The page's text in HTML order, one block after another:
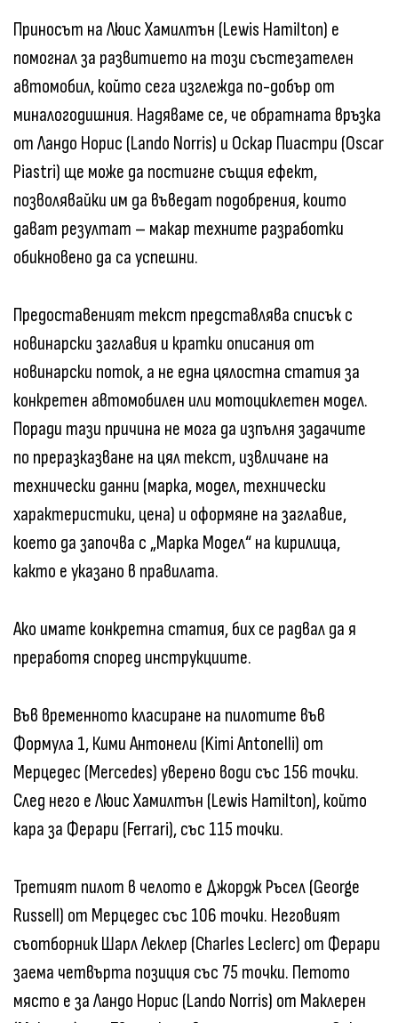
Приносът на Люис Хамилтън (Lewis Hamilton) е
помогнал за развитието на този състезателен
автомобил, който сега изглежда по-добър от
миналогодишния. Надяваме се, че обратната връзка
от Ландо Норис (Lando Norris) и Оскар Пиастри (Oscar
Piastri) ще може да постигне същия ефект,
позволявайки им да въведат подобрения, които
дават резултат – макар техните разработки
обикновено да са успешни.
Предоставеният текст представлява списък с
новинарски заглавия и кратки описания от
новинарски поток, а не една цялостна статия за
конкретен автомобилен или мотоциклетен модел.
Поради тази причина не мога да изпълня задачите
по преразказване на цял текст, извличане на
технически данни (марка, модел, технически
характеристики, цена) и оформяне на заглавие,
което да започва с „Марка Модел“ на кирилица,
както е указано в правилата.
Ако имате конкретна статия, бих се радвал да я
преработя според инструкциите.
Във временното класиране на пилотите във
Формула 1, Кими Антонели (Kimi Antonelli) от
Мерцедес (Mercedes) уверено води със 156 точки.
След него е Люис Хамилтън (Lewis Hamilton), който
кара за Ферари (Ferrari), със 115 точки.
Третият пилот в челото е Джордж Ръсел (George
Russell) от Мерцедес със 106 точки. Неговият
съотборник Шарл Леклер (Charles Leclerc) от Ферари
заема четвърта позиция със 75 точки. Петото
място е за Ландо Норис (Lando Norris) от Маклерен